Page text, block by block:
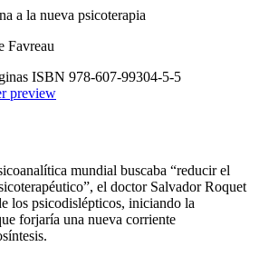
a la nueva psicoterapia
Favreau
ISBN 978-607-99304-5-5
preview
mundial buscaba “reducir el
el doctor Salvador Roquet
los psicodislépticos, iniciando la
forjaría una nueva corriente